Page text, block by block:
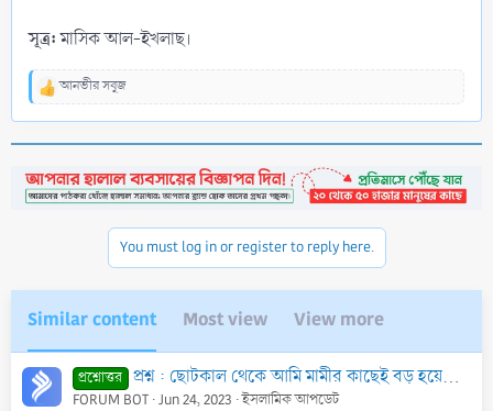
সূত্র:মাসিক আল-ইখলাছ।
R
t
i
আনভীর সবুজ
You must log in or register to reply here.
Similar content Most view View more
প্রশ্নোত্তর প্রশ্ন : ছোটকাল থেকে আমি মামীর কাছেই বড় হয়েছি। এক্ষণে মামীর সাথে আমার পর্দা করতে হবে কি? বিশেষত ঘরের মধ্যে আমার সামনে তাকে নেকাব পরে চলাফেরা করতে হবে
FORUM BOT Jun 24, 2023 ইসলামিক আপডেট